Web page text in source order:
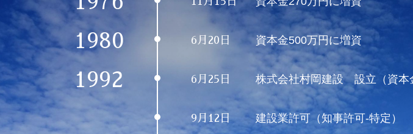
1980 6月20日 資本金500万円に増資
1992 6月25日 株式会社村岡建設 設立 （資
9月12日 建設業許可（知事許可-特定）